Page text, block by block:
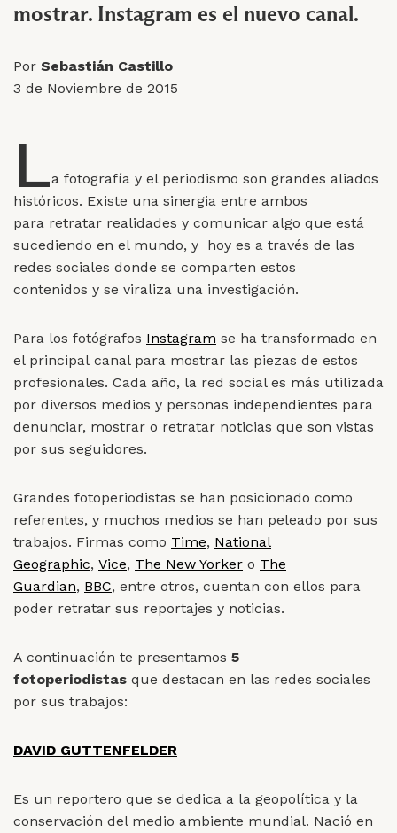
mostrar. Instagram es el nuevo canal.
Por Sebastián Castillo
3 de Noviembre de 2015
La fotografía y el periodismo son grandes aliados
históricos. Existe una sinergia entre ambos
para retratar realidades y comunicar algo que está
sucediendo en el mundo, y hoy es a través de las
redes sociales donde se comparten estos
contenidos y se viraliza una investigación.
Para los fotógrafos Instagram se ha transformado en
el principal canal para mostrar las piezas de estos
profesionales. Cada año, la red social es más utilizada
por diversos medios y personas independientes para
denunciar, mostrar o retratar noticias que son vistas
por sus seguidores.
Grandes fotoperiodistas se han posicionado como
referentes, y muchos medios se han peleado por sus
trabajos. Firmas como Time, National
Geographic, Vice, The New Yorker o The
Guardian, BBC, entre otros, cuentan con ellos para
poder retratar sus reportajes y noticias.
A continuación te presentamos 5
fotoperiodistas que destacan en las redes sociales
por sus trabajos:
DAVID GUTTENFELDER
Es un reportero que se dedica a la geopolítica y la
conservación del medio ambiente mundial. Nació en